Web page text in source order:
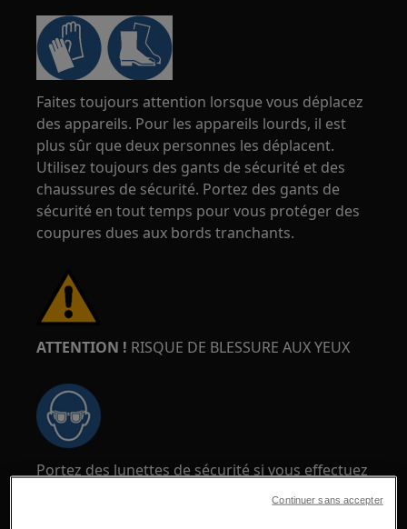
Faites toujours attention lorsque vous déplacez
des appareils. Pour les appareils lourds, il est
plus sûr que deux personnes les déplacent.
Utilisez toujours des gants de sécurité et des
chaussures de sécurité. Portez des gants de
sécurité en tout temps pour vous protéger des
coupures dues aux bords tranchants.
ATTENTION ! RISQUE DE BLESSURE AUX YEUX
Portez des lunettes de sécurité si vous effectuez
des travaux de maintenance ou de réparation
Continuer sans accepter